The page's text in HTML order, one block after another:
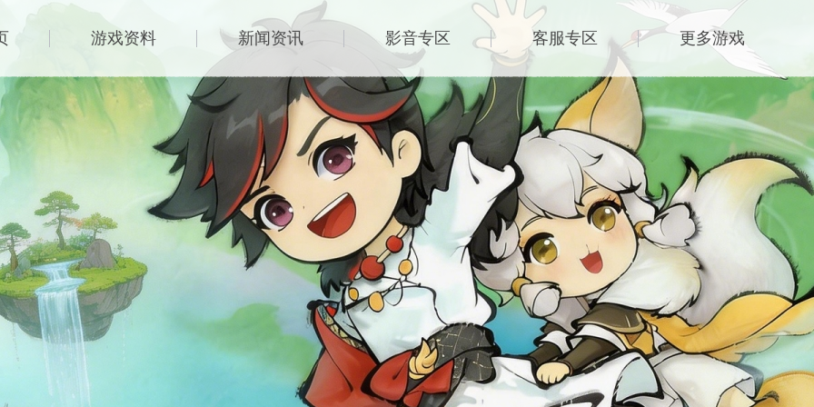
更多游戏
客服专区
影音专区
新闻资讯
游戏资料